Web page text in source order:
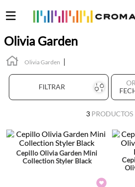
Olivia Garden
Olivia Garden
FILTRAR
3 PRODUCTOS
Cepillo Olivia Garden Mini
Collection Styler Black